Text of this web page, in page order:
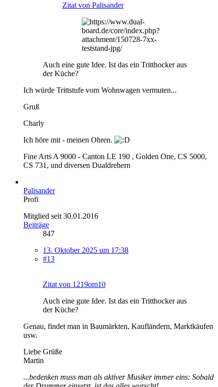
Zitat von Palisander
Auch eine gute Idee. Ist das ein Tritthocker aus
der Küche?
Ich würde Trittstufe vom Wohnwagen vermuten...
Gruß
Charly
Ich höre mit - meinen Ohren.
Fine Arts A 9000 - Canton LE 190 , Golden One, CS 5000,
CS 731, und diversen Dualdrehern
Palisander
Profi
Mitglied seit 30.01.2016
Beiträge
847
13. Oktober 2025 um 17:38
#13
Zitat von 1219om10
Auch eine gute Idee. Ist das ein Tritthocker aus
der Küche?
Genau, findet man in Baumärkten, Kaufländern, Marktkäufen
usw.
Liebe Grüße
Martin
...bedenken muss man als aktiver Musiker immer eins: Sobald